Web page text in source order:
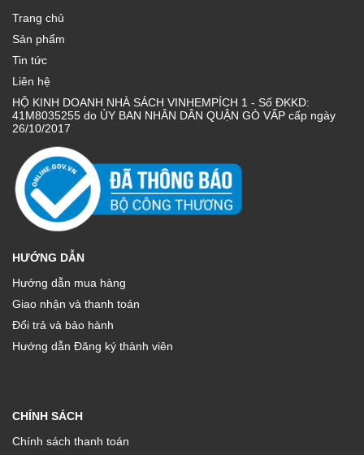
Trang chủ
Sản phẩm
Tin tức
Liên hệ
HỘ KINH DOANH NHÀ SÁCH VINHEMPÍCH 1 - Số ĐKKD:
41M8035255 do ỦY BAN NHÂN DÂN QUẬN GÒ VẤP cấp ngày
26/10/2017
HƯỚNG DẪN
Hướng dẫn mua hàng
Giao nhận và thanh toán
Đổi trả và bảo hành
Hướng dẫn Đăng ký thành viên
CHÍNH SÁCH
Chính sách thanh toán